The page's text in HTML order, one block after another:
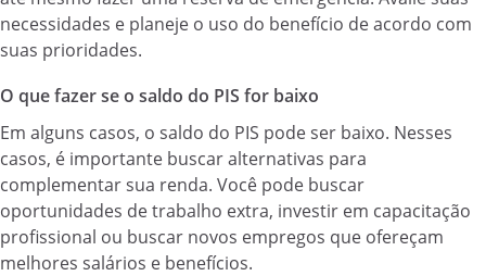
necessidades e planeje o uso do benefício de acordo com
suas prioridades.
O que fazer se o saldo do PIS for baixo
Em alguns casos, o saldo do PIS pode ser baixo. Nesses
casos, é importante buscar alternativas para
complementar sua renda. Você pode buscar
oportunidades de trabalho extra, investir em capacitação
profissional ou buscar novos empregos que ofereçam
melhores salários e benefícios.